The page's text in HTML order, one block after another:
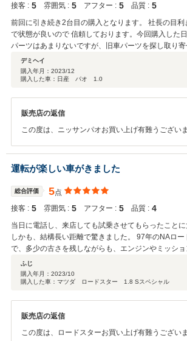
接客 : 5 雰囲気 : 5 アフター : 5 品質 : 5
前回に引き続き2台目の購入となります。 社長の目
で状態が良いので 信頼しております。今回購入した
パーツはあまりないですが、旧車パーツを探し取り
見つけてくれるので、いつもすごいなぁと感激しています笑 アニマ
車を購入した理由は、もちろん車がいい状態のものが
すが、社長はじめスタッフさんの人情対応が良いのも
デミヘイ
購入年月： 2023/12
購入した車：日産 パオ 1.0
販売店の返信
この度は、ニッサンパオお買い上げ有難うござい
なお車小さな事から大きな事まで真剣に１台１台
んで参ります。お気軽にご相談下さい。又シック
アーティストのお客様に お似合いです。山に、海
ンショットお待ちしております。 これからちらほ
ゲレンデにそっとパオ＆お客様、お似合いです。
ッフ一同お待ちしております。
運転が楽しい車がきました
総合評価 5点
接客 : 5 雰囲気 : 5 アフター : 5 品質 : 4
当日に電話し、来店しても試乗させてもらったことに
しかも、結構長い距離で驚きました。 97年のNAロードスターということ
で、多少の古さを残しながらも、エンジンやミッシ
っかり整備されており、安心してドライブを楽しめそうです。 最
用内から追加されることなく、こちらで希望したオー
応には本当に助かりました。 ボンネットなどの外装
古い車ですし、自分で直せるレベルなので許容範囲内です。 また納
いろいろ問い合わせをしても社長がすぐにご返信くだ
ふじ
購入年月： 2023/10
購入した車：マツダ ロードスター 1.8 Sスペシャル
販売店の返信
この度は、ロードスターお買い上げ有難うござい